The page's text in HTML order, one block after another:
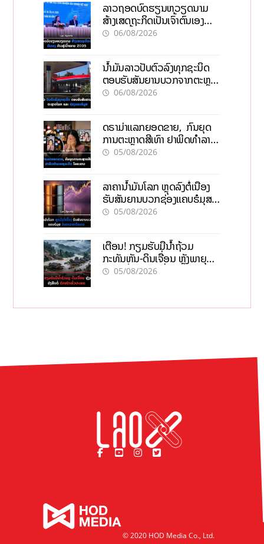
ລາວຖອດບົດຮຽນຫວຽດນາມ
ສ້າງເສດຖະກິດເປັນເຈົ້າຕົນເອງ
ກ້າວສູ່ເປົ້າໝາຍ 2035
06/08/2026
ນໍ້າມັນລາວປັບຕົວລົງທຸກຊະນິດ
ຕອບຮັບສັນຍານບວກຈາກຕະຫຼາດ
ໂລກ ແລະ ຊ່ອງແຄບຮໍມູສ
06/08/2026
ດຣາມ່າແລກຍອດຂາຍ, ກົນຍຸດ
ການຕະຫຼາດສີເທົາ ຢາພິດທຳລາຍ
ທຸລະກິດ ໄລຍະຍາວ
05/08/2026
ລາຄານ້ຳມັນໂລກ ຫຼຸດລົງຕໍ່ເນື່ອງ
ຮັບສັນຍານບວກຊ່ອງແຄບຮໍມຸສ
ຈັບຕາລາຄາໃນລາວ
05/08/2026
ເຕືອນ! ກຽມຮັບມືນໍ້າຖ້ວມ
ກະທັນຫັນ-ດິນເຈື່ອນ ຫຼັງພາຍຸຝົນ
ຍັງສືບຕໍ່ຕົກໜັກທົ່ວປະເທດ
05/08/2026
© 2020 HOD Media Co., Ltd.